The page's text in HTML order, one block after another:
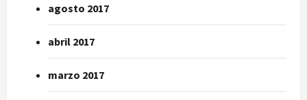
agosto 2017
abril 2017
marzo 2017